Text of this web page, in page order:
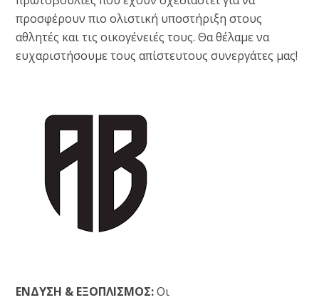
προσφέρουν πιο ολιστική υποστήριξη στους
αθλητές και τις οικογένειές τους. Θα θέλαμε να
ευχαριστήσουμε τους απίστευτους συνεργάτες μας!
ΕΝΔΥΣΗ & ΕΞΟΠΛΙΣΜΟΣ:Οι